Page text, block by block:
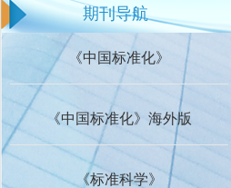
期刊导航
《中国标准化》
《中国标准化》海外版
《标准科学》